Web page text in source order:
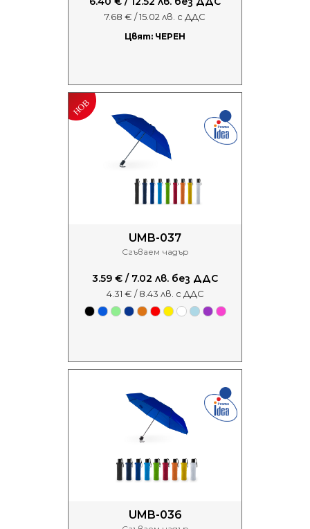
7.68 € / 15.02 лв. с ДДС
Цвят: ЧЕРЕН
UMB-037
Сгъваем чадър
3.59 € / 7.02 лв. без ДДС
4.31 € / 8.43 лв. с ДДС
UMB-036